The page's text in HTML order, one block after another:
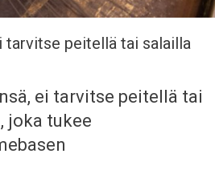
tarvitse peitellä tai salailla
ei tarvitse peitellä tai
joka tukee